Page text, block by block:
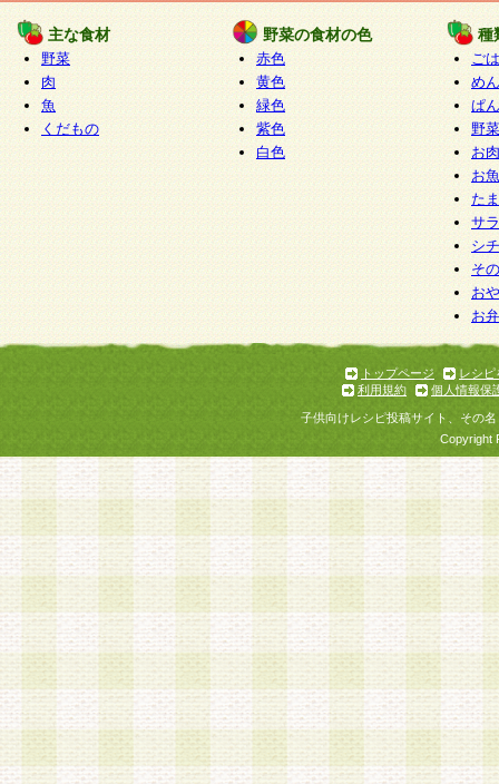
が行われるよう監督します。
○開示対象個人情報の開示等および問い合わせ窓口
本人からの求めにより、当社が本件により取得
報の利用目的の通知・開示・内容の訂正・追加
停止・消去及び第三者への提供の禁止（以下、
といいます。）に応じます。
開示等に応じる窓口は以下になります。
ぱくすく食堂個人情報お客様相談窓口 paku-
m
個人情報を与えることは任意ですが、個人情報
意をいただけない場合には、当社のサービスの
お問い合わせ・ご相談への対応ができない場合
主な食材
野菜
肉
魚
くだもの
野菜の食材の色
赤色
黄色
緑色
紫色
白色
種
ご
めん
ぱん
野
お
お
た
サ
シ
そ
お
お
トップページ
レシピ
利用規約
個人情報保
子供向けレシピ投稿サイト、その
Copyright